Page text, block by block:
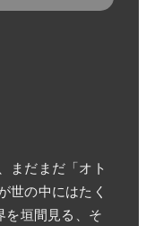
まだまだ「オト
世の中にはたく
を垣間見る、そ